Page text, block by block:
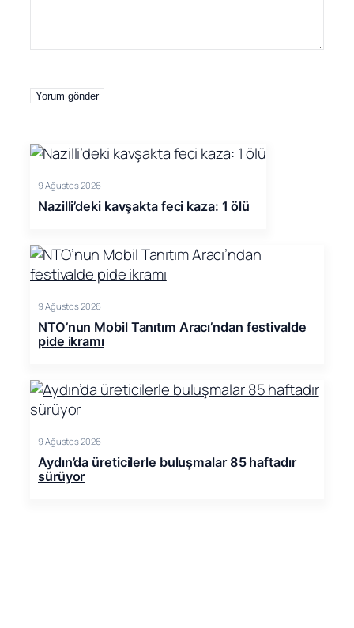
9 Ağustos 2026
Nazilli’deki kavşakta feci kaza: 1 ölü
9 Ağustos 2026
NTO’nun Mobil Tanıtım Aracı’ndan festivalde
pide ikramı
9 Ağustos 2026
Aydın’da üreticilerle buluşmalar 85 haftadır
sürüyor